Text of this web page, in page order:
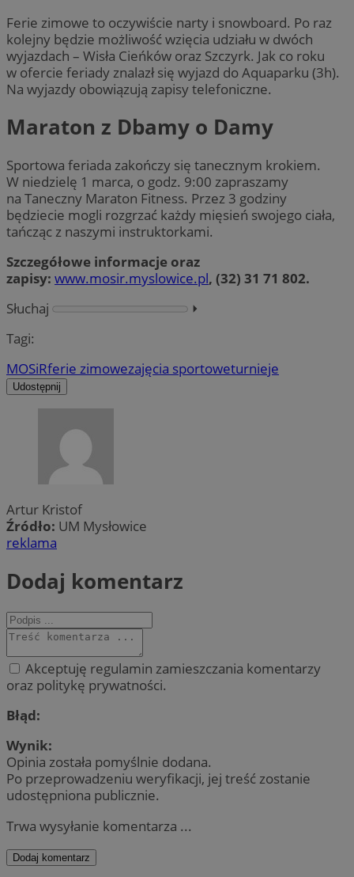
Ferie zimowe to oczywiście narty i snowboard. Po raz
kolejny będzie możliwość wzięcia udziału w dwóch
wyjazdach – Wisła Cieńków oraz Szczyrk. Jak co roku
w ofercie feriady znalazł się wyjazd do Aquaparku (3h).
Na wyjazdy obowiązują zapisy telefoniczne.
Maraton z Dbamy o Damy
Sportowa feriada zakończy się tanecznym krokiem.
W niedzielę 1 marca, o godz. 9:00 zapraszamy
na Taneczny Maraton Fitness. Przez 3 godziny
będziecie mogli rozgrzać każdy mięsień swojego ciała,
tańcząc z naszymi instruktorkami.
Szczegółowe informacje oraz
zapisy: www.mosir.myslowice.pl, (32) 31 71 802.
Słuchaj
⏵︎
Tagi:
MOSiRferie zimowezajęcia sportoweturnieje
Udostępnij
Artur Kristof
Źródło: UM Mysłowice
reklama
Dodaj komentarz
Akceptuję regulamin zamieszczania komentarzy
oraz politykę prywatności.
Błąd:
Wynik:
Opinia została pomyślnie dodana.
Po przeprowadzeniu weryfikacji, jej treść zostanie
udostępniona publicznie.
Trwa wysyłanie komentarza ...
Dodaj komentarz